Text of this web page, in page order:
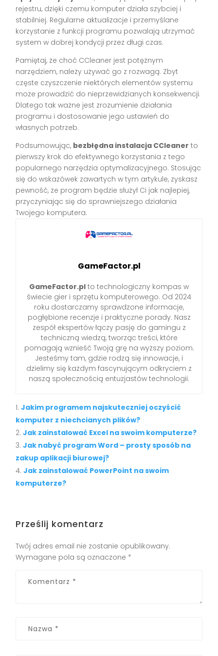
rejestru, dzięki czemu komputer działa szybciej i
stabilniej. Regularne aktualizacje i przemyślane
korzystanie z funkcji programu pozwalają utrzymać
system w dobrej kondycji przez długi czas.
Pamiętaj, że choć CCleaner jest potężnym
narzędziem, należy używać go z rozwagą. Zbyt
częste czyszczenie niektórych elementów systemu
może prowadzić do nieprzewidzianych konsekwencji.
Dlatego tak ważne jest zrozumienie działania
programu i dostosowanie jego ustawień do
własnych potrzeb.
Podsumowując, bezbłędna instalacja CCleaner to
pierwszy krok do efektywnego korzystania z tego
popularnego narzędzia optymalizacyjnego. Stosując
się do wskazówek zawartych w tym artykule, zyskasz
pewność, że program będzie służył Ci jak najlepiej,
przyczyniając się do sprawniejszego działania
Twojego komputera.
GameFactor.pl
GameFactor.pl to technologiczny kompas w
świecie gier i sprzętu komputerowego. Od 2024
roku dostarczamy sprawdzone informacje,
pogłębione recenzje i praktyczne porady. Nasz
zespół ekspertów łączy pasję do gamingu z
techniczną wiedzą, tworząc treści, które
pomagają wznieść Twoją grę na wyższy poziom.
Jesteśmy tam, gdzie rodzą się innowacje, i
dzielimy się każdym fascynującym odkryciem z
naszą społecznością entuzjastów technologii.
Jakim programem najskuteczniej oczyścić
komputer z niechcianych plików?
Jak zainstalować Excel na swoim komputerze?
Jak nabyć program Word – prosty sposób na
zakup aplikacji biurowej?
Jak zainstalować PowerPoint na swoim
komputerze?
Prześlij komentarz
Twój adres email nie zostanie opublikowany.
Wymagane pola są oznaczone *